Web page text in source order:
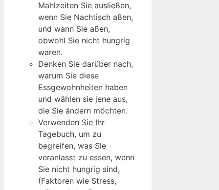
Mahlzeiten Sie ausließen,
wenn Sie Nachtisch aßen,
und wann Sie aßen,
obwohl Sie nicht hungrig
waren.
Denken Sie darüber nach,
warum Sie diese
Essgewohnheiten haben
und wählen sie jene aus,
die Sie ändern möchten.
Verwenden Sie Ihr
Tagebuch, um zu
begreifen, was Sie
veranlasst zu essen, wenn
Sie nicht hungrig sind,
(Faktoren wie Stress,